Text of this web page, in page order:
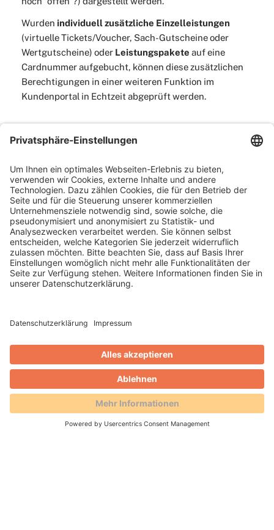
Wurden individuell zusätzliche Einzelleistungen
(virtuelle Tickets/Voucher, Sach-Gutscheine oder
Wertgutscheine) oder Leistungspakete auf eine
Cardnummer aufgebucht, können diese zusätzlichen
Berechtigungen in einer weiteren Funktion im
Kundenportal in Echtzeit abgeprüft werden.
Screenshots
Beispiel Steiermarkcard
Show larger version
Registrierung
Show larger version
Kontakt